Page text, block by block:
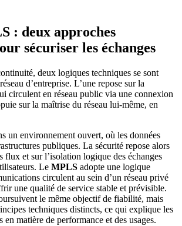
: deux approches
sécuriser les échanges
deux logiques techniques se sont
d’entreprise. L’une repose sur la
circulent en réseau public via une connexion
sur la maîtrise du réseau lui-même, en
un environnement ouvert, où les données
publiques. La sécurité repose alors
flux et sur l’isolation logique des échanges
Le MPLS adopte une logique
circulent au sein d’un réseau privé
une qualité de service stable et prévisible.
le même objectif de fiabilité, mais
techniques distincts, ce qui explique les
en matière de performance et des usages.